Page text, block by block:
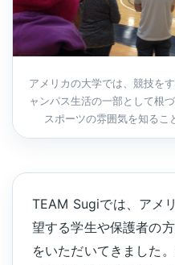
アメリカの大学では、競技を
ャンパス生活の一部として根
スポーツの雰囲気を知るこ
TEAM Sugiでは、アメ
望する学生や保護者の
をいただいてきました